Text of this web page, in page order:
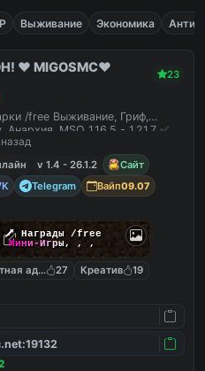
Выживание Экономика
❤️ MIGOSMC❤️
23
/free Выживание, Гриф,
Анархия, MSO 1.16.5 - 1.21.7 ✅
v 1.4 - 26.1.2
Сайт
Telegram Вайп09.07
🗡 Награды /free
Мини-Игры, , ,
админка
27 Креатив
19